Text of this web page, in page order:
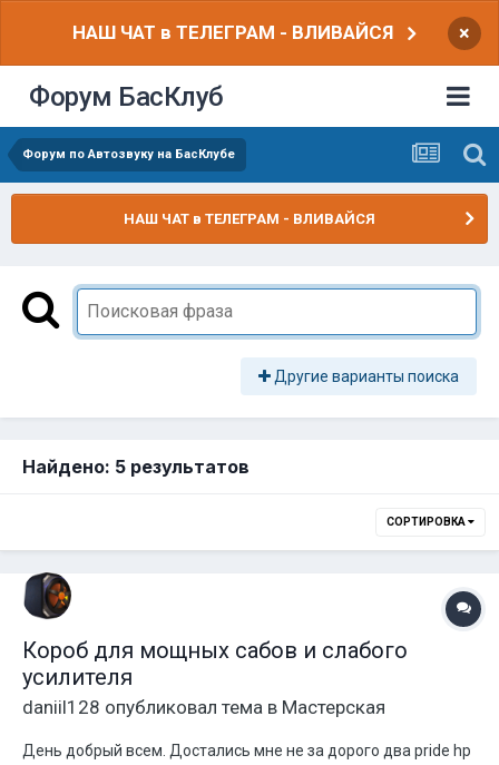
НАШ ЧАТ в ТЕЛЕГРАМ - ВЛИВАЙСЯ ×
Форум БасКлуб
Форум по Автозвуку на БасКлубе
НАШ ЧАТ в ТЕЛЕГРАМ - ВЛИВАЙСЯ
Другие варианты поиска
Найдено: 5 результатов
СОРТИРОВКА
Короб для мощных сабов и слабого
усилителя
daniil128 опубликовал тема в Мастерская
День добрый всем. Достались мне не за дорого два pride hp